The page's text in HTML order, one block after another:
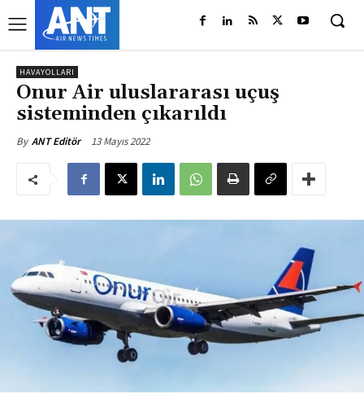
HAVAYOLLARI
Onur Air uluslararası uçuş
sisteminden çıkarıldı
By ANT Editör 13 Mayıs 2022